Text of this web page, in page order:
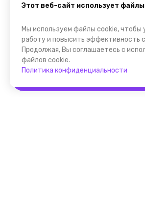
Этот веб-сайт использует
Мы используем файлы cookie, чтобы
работу и повысить эффективность
Продолжая, Вы соглашаетесь с
файлов cookie.
Политика конфиденциальности